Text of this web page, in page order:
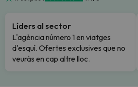
Líders al sector
L'agència número 1 en viatges
d'esquí. Ofertes exclusives que no
veuràs en cap altre lloc.